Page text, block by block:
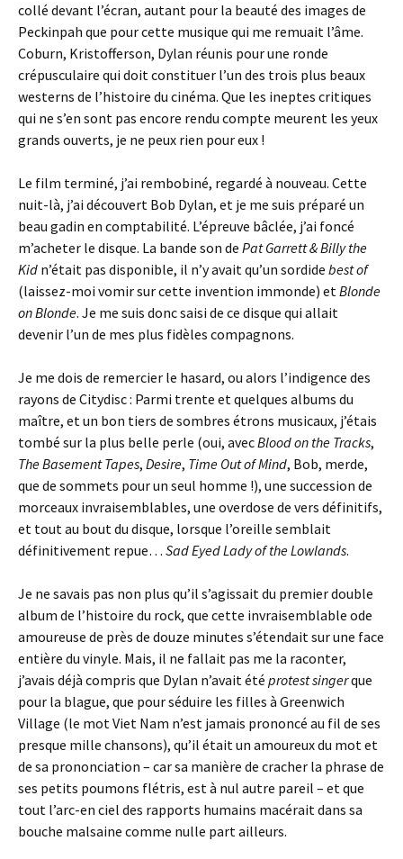
collé devant l’écran, autant pour la beauté des images de
Peckinpah que pour cette musique qui me remuait l’âme.
Coburn, Kristofferson, Dylan réunis pour une ronde
crépusculaire qui doit constituer l’un des trois plus beaux
westerns de l’histoire du cinéma. Que les ineptes critiques
qui ne s’en sont pas encore rendu compte meurent les yeux
grands ouverts, je ne peux rien pour eux !
Le film terminé, j’ai rembobiné, regardé à nouveau. Cette
nuit-là, j’ai découvert Bob Dylan, et je me suis préparé un
beau gadin en comptabilité. L’épreuve bâclée, j’ai foncé
m’acheter le disque. La bande son de Pat Garrett & Billy the
Kid n’était pas disponible, il n’y avait qu’un sordide best of
(laissez-moi vomir sur cette invention immonde) etBlonde
on Blonde. Je me suis donc saisi de ce disque qui allait
devenir l’un de mes plus fidèles compagnons.
Je me dois de remercier le hasard, ou alors l’indigence des
rayons de Citydisc : Parmi trente et quelques albums du
maître, et un bon tiers de sombres étrons musicaux, j’étais
tombé sur la plus belle perle (oui, avecBlood on the Tracks,
The Basement Tapes, Desire, Time Out of Mind, Bob, merde,
que de sommets pour un seul homme !), une succession de
morceaux invraisemblables, une overdose de vers définitifs,
et tout au bout du disque, lorsque l’oreille semblait
définitivement repue… Sad Eyed Lady of the Lowlands.
Je ne savais pas non plus qu’il s’agissait du premier double
album de l’histoire du rock, que cette invraisemblable ode
amoureuse de près de douze minutes s’étendait sur une face
entière du vinyle. Mais, il ne fallait pas me la raconter,
j’avais déjà compris que Dylan n’avait été protest singerque
pour la blague, que pour séduire les filles à Greenwich
Village (le mot Viet Nam n’est jamais prononcé au fil de ses
presque mille chansons), qu’il était un amoureux du mot et
de sa prononciation – car sa manière de cracher la phrase de
ses petits poumons flétris, est à nul autre pareil – et que
tout l’arc-en ciel des rapports humains macérait dans sa
bouche malsaine comme nulle part ailleurs.